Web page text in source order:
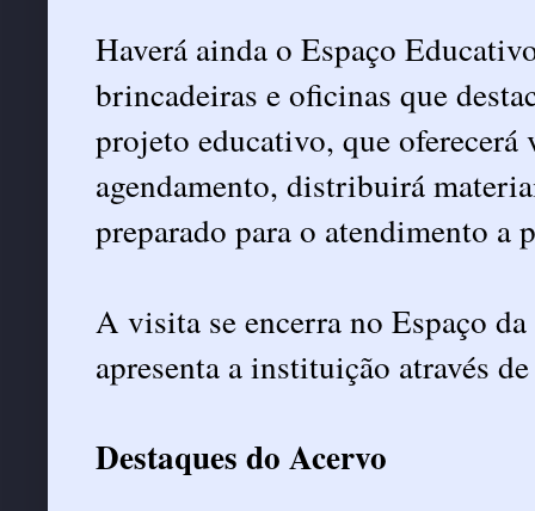
Haverá ainda o Espaço
brincadeiras e oficinas que
projeto educativo, que
agendamento, distribuirá
preparado para o atendimento a
A visita se encerra no Espaço
apresenta a instituição através
Destaques do Acervo